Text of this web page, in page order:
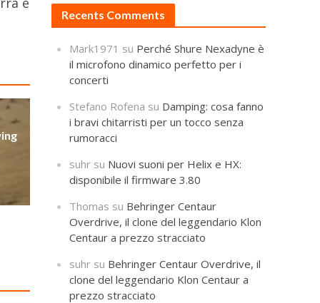
Recents Comments
Mark1971 su Perché Shure Nexadyne è
il microfono dinamico perfetto per i
concerti
Stefano Rofena su Damping: cosa fanno
i bravi chitarristi per un tocco senza
rumoracci
suhr su Nuovi suoni per Helix e HX:
disponibile il firmware 3.80
Thomas su Behringer Centaur
Overdrive, il clone del leggendario Klon
Centaur a prezzo stracciato
suhr su Behringer Centaur Overdrive, il
clone del leggendario Klon Centaur a
prezzo stracciato